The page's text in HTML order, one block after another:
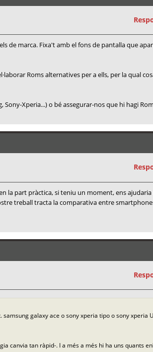
de marca. Fixa't amb el fons de pantalla que
Roms alternatives per a ells, per la qual
Xperia...) o bé assegurar-nos que hi hagi
la part pràctica, si teniu un moment, ens
treball tracta la comparativa entre
galaxy ace o sony xperia tipo o sony xperia
canvia tan ràpid-. I a més a més hi ha uns quants